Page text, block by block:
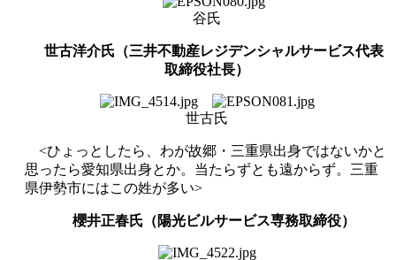
谷氏
世古洋介氏（三井不動産レジデンシャルサービス代表
取締役社長）
世古氏
<ひょっとしたら、わが故郷・三重県出身ではないかと
思ったら愛知県出身とか。当たらずとも遠からず。三重
県伊勢市にはこの姓が多い>
櫻井正春氏（陽光ビルサービス専務取締役）